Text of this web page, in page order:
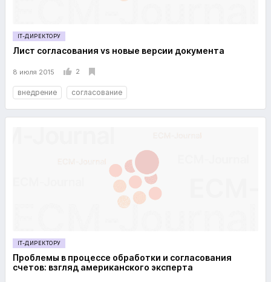
IT-ДИРЕКТОРУ
Лист согласования vs новые версии документа
8 июля 2015 2
внедрение согласование
IT-ДИРЕКТОРУ
Проблемы в процессе обработки и согласования
счетов: взгляд американского эксперта